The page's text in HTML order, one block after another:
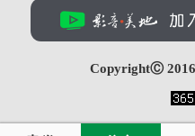
CopyrightⒸ